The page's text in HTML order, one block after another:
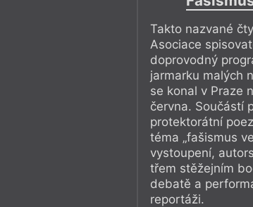
Takto nazvané
Asociace
doprovodný
jarmarku malých
se konal v Praze
června. Součástí
protektorátní
téma „fašismus
vystoupení,
třem stěžejním
debatě a
reportáži.